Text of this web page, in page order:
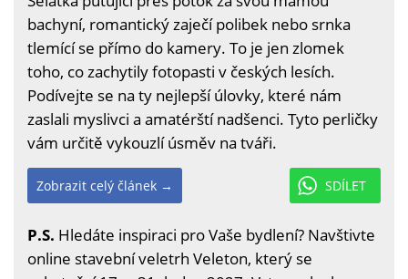
bachyní, romantický zaječí polibek nebo srnka
tlemící se přímo do kamery. To je jen zlomek
toho, co zachytily fotopasti v českých lesích.
Podívejte se na ty nejlepší úlovky, které nám
zaslali myslivci a amatérští nadšenci. Tyto perličky
vám určitě vykouzlí úsměv na tváři.
SDÍLET
Zobrazit celý článek →
P.S. Hledáte inspiraci pro Vaše bydlení? Navštivte
online stavební veletrh Veleton, který se